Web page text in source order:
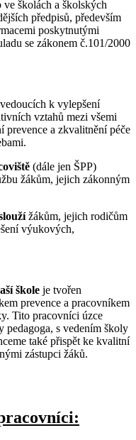
školách a školských
předpisů, především
poskytnutými
se zákonem č.101/2000
k vylepšení
vztahů mezi všemi
prevence a zkvalitnění péče
(dále jen ŠPP)
žákům, jejich zákonným
žákům, jejich rodičům
výukových,
škole je tvořen
prevence a pracovníkem
Tito pracovníci úzce
pedagoga, s vedením školy
také přispět ke kvalitní
zástupci žáků.